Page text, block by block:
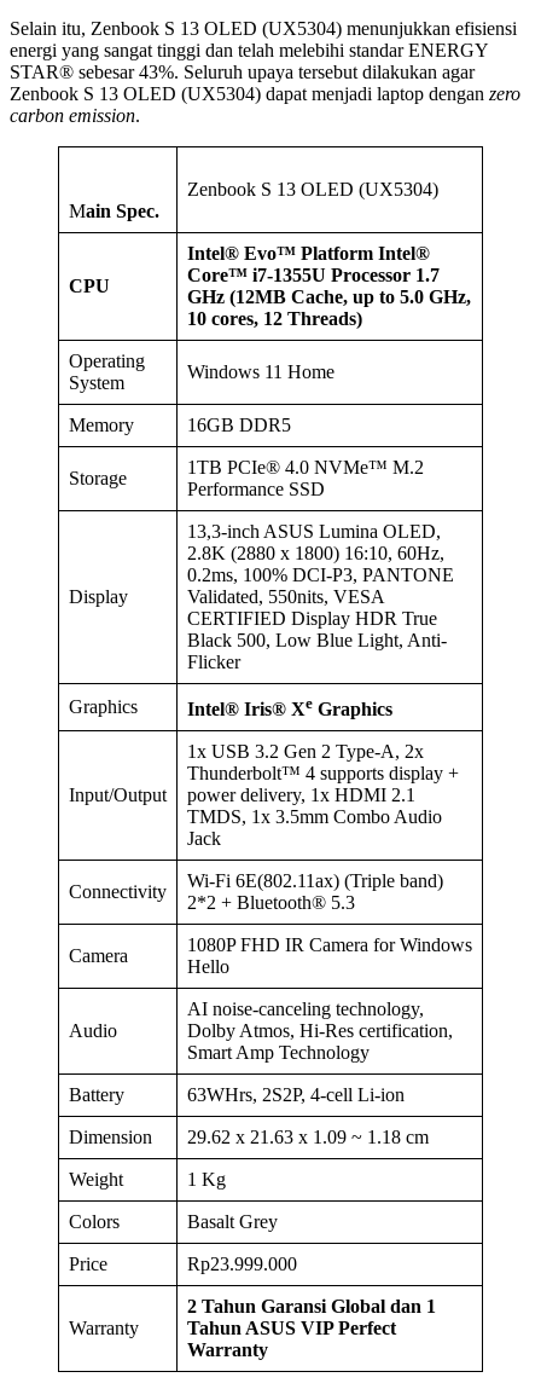
Selain itu, Zenbook S 13 OLED (UX5304) menunjukkan efisiensi
energi yang sangat tinggi dan telah melebihi standar ENERGY
STAR® sebesar 43%. Seluruh upaya tersebut dilakukan agar
Zenbook S 13 OLED (UX5304) dapat menjadi laptop dengan zero
carbon emission.
Main Spec.
Zenbook S 13 OLED (UX5304)
CPU
Intel® Evo™ Platform Intel®
Core™ i7-1355U Processor 1.7
GHz (12MB Cache, up to 5.0 GHz,
10 cores, 12 Threads)
Operating
System
Windows 11 Home
Memory 16GB DDR5
Storage
1TB PCIe® 4.0 NVMe™ M.2
Performance SSD
Display
13,3-inch ASUS Lumina OLED,
2.8K (2880 x 1800) 16:10, 60Hz,
0.2ms, 100% DCI-P3, PANTONE
Validated, 550nits, VESA
CERTIFIED Display HDR True
Black 500, Low Blue Light, Anti-
Flicker
Graphics Intel® Iris® Xe Graphics
Input/Output
1x USB 3.2 Gen 2 Type-A, 2x
Thunderbolt™ 4 supports display +
power delivery, 1x HDMI 2.1
TMDS, 1x 3.5mm Combo Audio
Jack
Connectivity
Wi-Fi 6E(802.11ax) (Triple band)
2*2 + Bluetooth® 5.3
Camera
1080P FHD IR Camera for Windows
Hello
Audio
AI noise-canceling technology,
Dolby Atmos, Hi-Res certification,
Smart Amp Technology
Battery 63WHrs, 2S2P, 4-cell Li-ion
Dimension 29.62 x 21.63 x 1.09 ~ 1.18 cm
Weight 1 Kg
Colors Basalt Grey
Price Rp23.999.000
Warranty
2 Tahun Garansi Global dan 1
Tahun ASUS VIP Perfect
Warranty